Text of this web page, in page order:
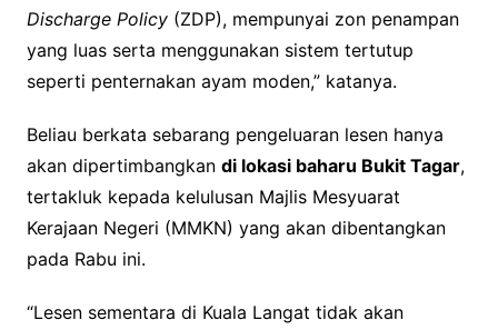
Discharge Policy(ZDP), mempunyai zon penampan
yang luas serta menggunakan sistem tertutup
seperti penternakan ayam moden,” katanya.
Beliau berkata sebarang pengeluaran lesen hanya
akan dipertimbangkan di lokasi baharu Bukit Tagar,
tertakluk kepada kelulusan Majlis Mesyuarat
Kerajaan Negeri (MMKN) yang akan dibentangkan
pada Rabu ini.
“Lesen sementara di Kuala Langat tidak akan